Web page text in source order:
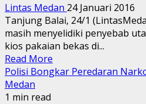
Lintas Medan 24 Januari 2016
Tanjung Balai, 24/1
masih menyelidiki penyebab
kios pakaian bekas di...
Read More
Polisi Bongkar Peredaran
Medan
1 min read